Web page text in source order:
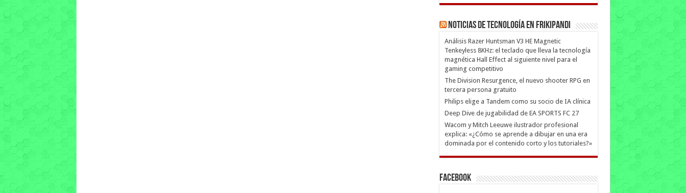
Noticias de Tecnología en Frikipandi
Análisis Razer Huntsman V3 HE Magnetic
Tenkeyless 8KHz: el teclado que lleva la tecnología
magnética Hall Effect al siguiente nivel para el
gaming competitivo
The Division Resurgence, el nuevo shooter RPG en
tercera persona gratuito
Philips elige a Tandem como su socio de IA clínica
Deep Dive de jugabilidad de EA SPORTS FC 27
Wacom y Mitch Leeuwe ilustrador profesional
explica: «¿Cómo se aprende a dibujar en una era
dominada por el contenido corto y los tutoriales?»
Facebook